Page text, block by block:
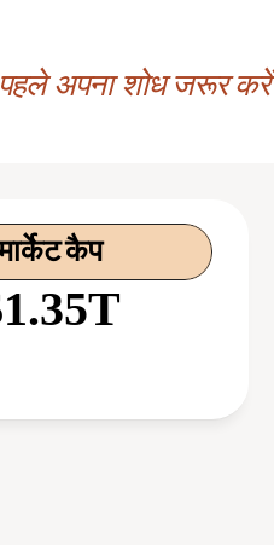
पहले अपना शोध जरूर
कैप